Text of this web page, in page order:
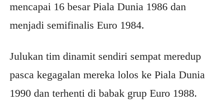
mencapai 16 besar Piala Dunia 1986 dan
menjadi semifinalis Euro 1984.
Julukan tim dinamit sendiri sempat meredup
pasca kegagalan mereka lolos ke Piala Dunia
1990 dan terhenti di babak grup Euro 1988.